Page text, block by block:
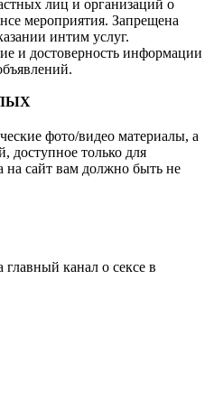
лиц и организаций о
мероприятия. Запрещена
интим услуг.
и достоверность информации
фото/видео материалы, а
доступное только для
на сайт вам должно быть не
канал о сексе в